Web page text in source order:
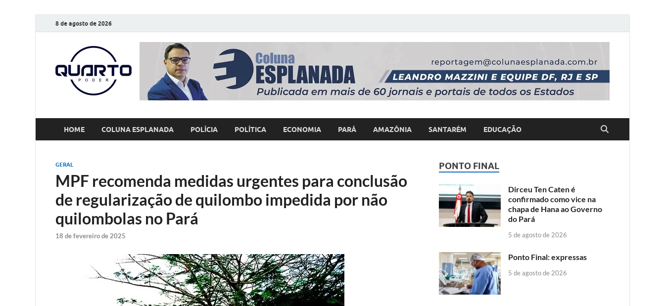
8 de agosto de 2026
O Quarto Poder
Notícias todos os dias
HOME COLUNA ESPLANADA POLÍCIA POLÍTICA ECONOMIA PARÁ AMAZÔNIA SANTARÉM EDUCAÇÃO
GERAL
MPF recomenda medidas urgentes para conclusão
de regularização de quilombo impedida por não
quilombolas no Pará
18 de fevereiro de 2025
PONTO FINAL
Dirceu Ten Caten é
confirmado como vice na
chapa de Hana ao Governo
do Pará
5 de agosto de 2026
Ponto Final: expressas
5 de agosto de 2026